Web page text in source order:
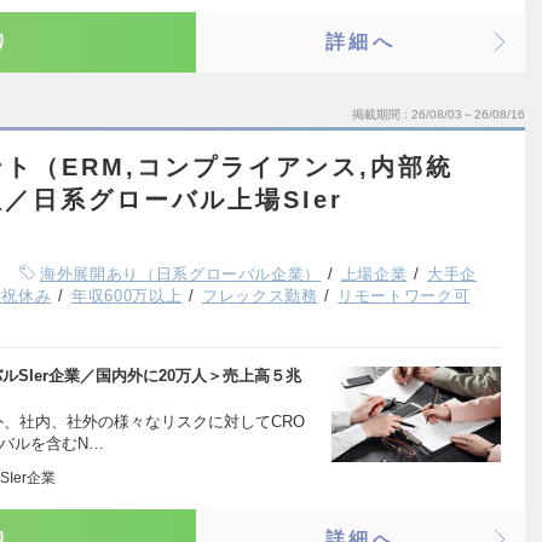
詳細へ
掲載期間 26/08/03～26/08/16
（ERM,コンプライアンス,内部統
日系グローバル上場SIer
海外展開あり（日系グローバル企業） 上場企業
大手企
休み
年収600万以上 フレックス勤務 リモートワーク可
SIer企業／国内外に20万人＞売上高５兆
社内、社外の様々なリスクに対してCRO
ルを含むN…
企業